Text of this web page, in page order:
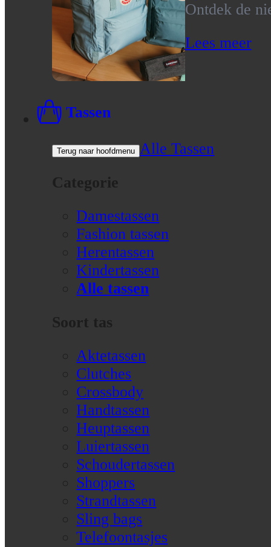
Ontdek de
Lees meer
Tassen
Terug naar hoofdmenu Alle Tassen
Categorie
Damestassen
Fashion tassen
Herentassen
Kindertassen
Alle tassen
Soort tas
Aktetassen
Clutches
Crossbody
Handtassen
Heuptassen
Luiertassen
Schoudertassen
Shoppers
Strandtassen
Sling bags
Telefoontasjes